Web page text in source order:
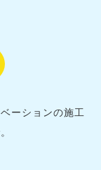
ーションの施工